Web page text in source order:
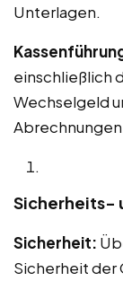
Unterlagen.
einschließlich
Wechselgeld
Sicherheits-
Sicherheit:
Sicherheit der